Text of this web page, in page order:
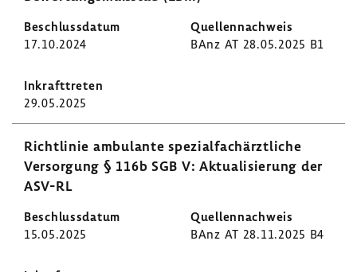
17.10.2024 BAnz AT 28.05.2025 B1
29.05.2025
Richt­linie ambu­lante spezi­al­fach­ärzt­liche
Versor­gung § 116b SGB V: Aktua­li­sie­rung der
ASV-RL
15.05.2025 BAnz AT 28.11.2025 B4